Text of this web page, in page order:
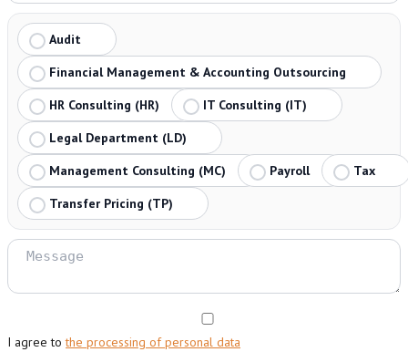
Audit
Financial Management & Accounting Outsourcing
HR Consulting (HR)
IT Consulting (IT)
Legal Department (LD)
Management Consulting (MC)
Payroll
Tax
Transfer Pricing (TP)
I agree tothe processing of personal data